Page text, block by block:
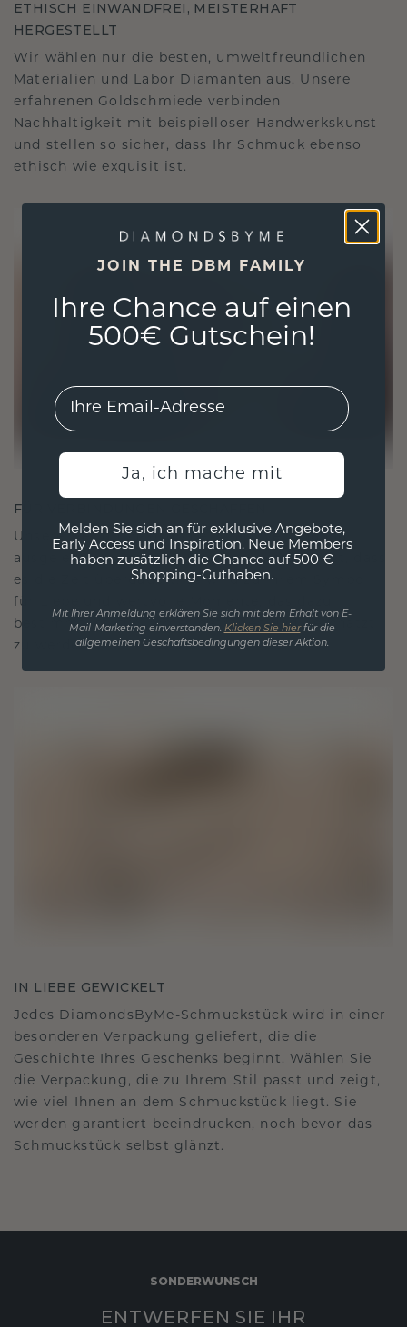
ETHISCH EINWANDFREI, MEISTERHAFT
HERGESTELLT
Wir wählen nur die besten, umweltfreundlichen
Materialien und Labor Diamanten aus. Unsere
erfahrenen Goldschmiede verbinden
Nachhaltigkeit mit beispielloser Handwerkskunst
und stellen so sicher, dass Ihr Schmuck ebenso
ethisch wie exquisit ist.
FÜR VERBINDUNGEN GESCHAFFEN
Unsere Designphilosophie ist auf Verbindung
ausgelegt, wobei jedes Stück so gestaltet ist, dass
es die Zeit überdauert. Es wird zu Ihrem Symbol
für Liebe und wertvolle Momente, das dazu
bestimmt ist, für immer getragen und geschätzt
zu werden.
IN LIEBE GEWICKELT
Jedes DiamondsByMe-Schmuckstück wird in einer
besonderen Verpackung geliefert, die die
Geschichte Ihres Geschenks beginnt. Wählen Sie
die Verpackung, die zu Ihrem Stil passt und zeigt,
wie viel Ihnen an dem Schmuckstück liegt. Sie
werden garantiert beeindrucken, noch bevor das
Schmuckstück selbst glänzt.
SONDERWUNSCH
ENTWERFEN SIE IHR
JOIN THE DBM FAMILY
Ihre Chance auf einen
500€ Gutschein!
EMail
Ja, ich mache mit
Melden Sie sich an für exklusive Angebote,
Early Access und Inspiration. Neue Members
haben zusätzlich die Chance auf 500 €
Shopping-Guthaben.
Mit Ihrer Anmeldung erklären Sie sich mit dem Erhalt von E-
Mail-Marketing einverstanden. Klicken Sie hierfür die
allgemeinen Geschäftsbedingungen dieser Aktion.